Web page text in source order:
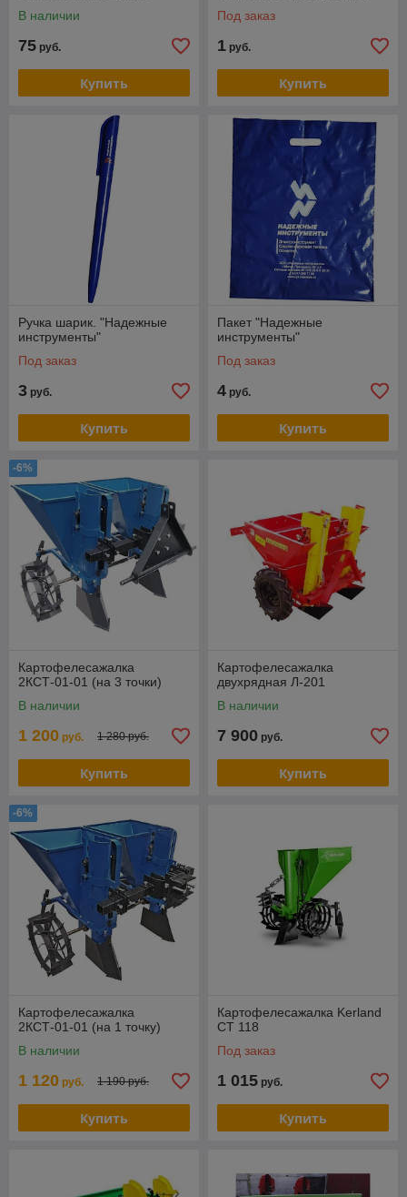
В наличии
75 руб.
Купить
Под заказ
1 руб.
Купить
Ручка шарик. "Надежные
инструменты"
Под заказ
3 руб.
Купить
Пакет "Надежные
инструменты"
Под заказ
4 руб.
Купить
-6%
Картофелесажалка
2КСТ-01-01 (на 3 точки)
В наличии
1 200 руб. 1 280 руб.
Купить
Картофелесажалка
двухрядная Л-201
В наличии
7 900 руб.
Купить
-6%
Картофелесажалка
2КСТ-01-01 (на 1 точку)
В наличии
1 120 руб. 1 190 руб.
Купить
Картофелесажалка Kerland
СТ 118
Под заказ
1 015 руб.
Купить